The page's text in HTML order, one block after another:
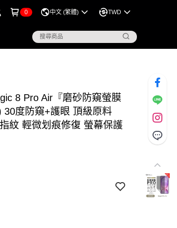
0 中文 (繁體) TWD
8 Pro Air『磨砂防窺螢膜
30度防窺+護眼 頂級原料
紋 輕微划痕修復 螢幕保護